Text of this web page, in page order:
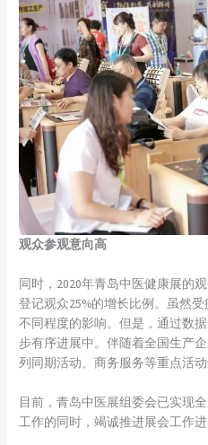
观众参观意向高
同时，2020年青岛中医健康展的
登记观众25%的增长比例。虽然
不同程度的影响。但是，通过数
步有序进展中。伴随着全国生产
列同期活动、商务服务等重点活动
目前，青岛中医展组委会已实现
工作的同时，竭诚推进展会工作进